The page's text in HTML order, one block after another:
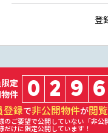
登
定
件
0 2 9 6
登録で非公開物件が閲覧
のご要望で公開していない「非公
だけに限定公開しています！